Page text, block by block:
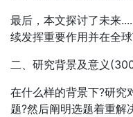
最后，本文探讨了未来
续发挥重要作用并在全
二、研究背景及意义
在什么样的背景下?研究
题?然后阐明选题着重解